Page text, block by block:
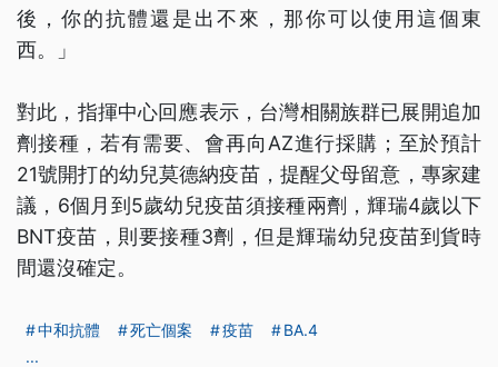
後，你的抗體還是出不來，那你可以使用這個東
西。」
對此，指揮中心回應表示，台灣相關族群已展開追加
劑接種，若有需要、會再向AZ進行採購；至於預計
21號開打的幼兒莫德納疫苗，提醒父母留意，專家建
議，6個月到5歲幼兒疫苗須接種兩劑，輝瑞4歲以下
BNT疫苗，則要接種3劑，但是輝瑞幼兒疫苗到貨時
間還沒確定。
中和抗體 死亡個案 疫苗
BA.4
...